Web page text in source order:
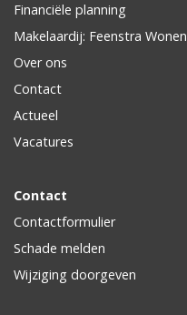
Financiële planning
Makelaardij: Feenstra Wonen
Over ons
Contact
Actueel
Vacatures
Contact
Contactformulier
Schade melden
Wijziging doorgeven